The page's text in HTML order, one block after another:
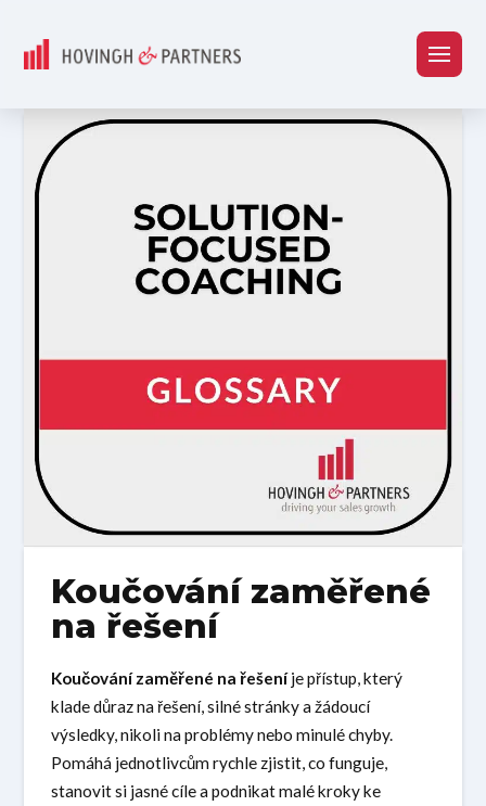
Koučování zaměřené
na řešení
Koučování zaměřené na řešeníje přístup, který
klade důraz na řešení, silné stránky a žádoucí
výsledky, nikoli na problémy nebo minulé chyby.
Pomáhá jednotlivcům rychle zjistit, co funguje,
stanovit si jasné cíle a podnikat malé kroky ke